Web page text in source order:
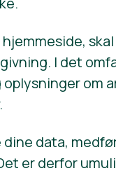
I det
om
data,
er derfor